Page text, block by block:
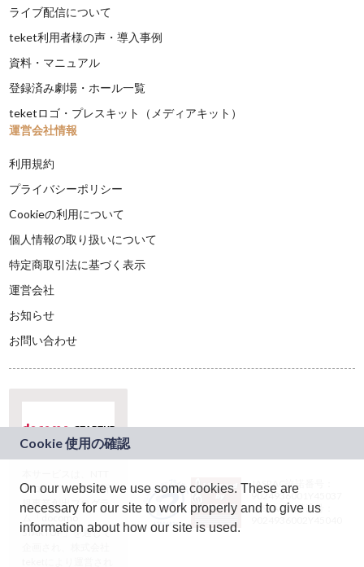
ライブ配信について
teket利用者様の声・導入事例
資料・マニュアル
登録済み劇場・ホール一覧
teketロゴ・プレスキット（メディアキット）
運営会社情報
利用規約
プライバシーポリシー
Cookieの利用について
個人情報の取り扱いについて
特定商取引法に基づく表示
運営会社
お知らせ
お問い合わせ
ドコモグループの新
規事業創出プログラ
ム「docomo
STARTUP」を通じて
JASRAC許諾番号：
9024936001Y45037
JASRAC許諾番号：
On our website we use some cookies. These are
necessary for our site to work properly and to give us
information about how our site is used.